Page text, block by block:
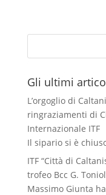
Gli ultimi
L’orgoglio di
ringraziamenti di
Internazionale ITF
Il sipario si è
ITF “Città di
trofeo Bcc G.
Massimo Giunta